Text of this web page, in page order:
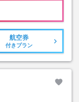
航空券
付きプラン